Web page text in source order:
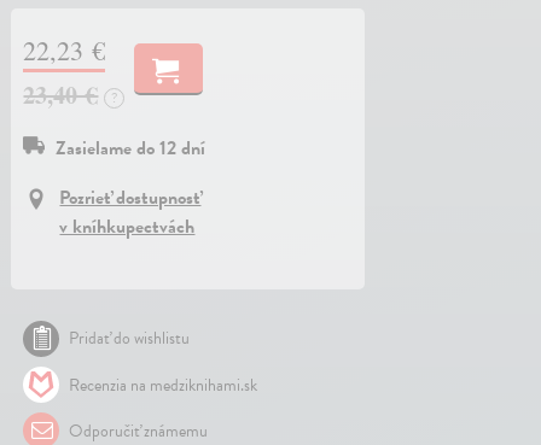
22,23 €
23,40 €
?
Zasielame do 12 dní
Pozrieť dostupnosť
v kníhkupectvách
Pridať do wishlistu
Recenzia na medziknihami.sk
Odporučiť známemu